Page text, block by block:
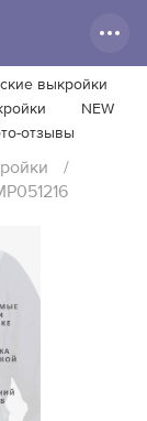
выкройки
NEW
отзывы
/